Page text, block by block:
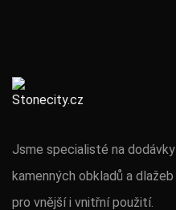
Jsme specialisté na dodávky
kamenných obkladů a dlažeb
pro vnější i vnitřní použití.